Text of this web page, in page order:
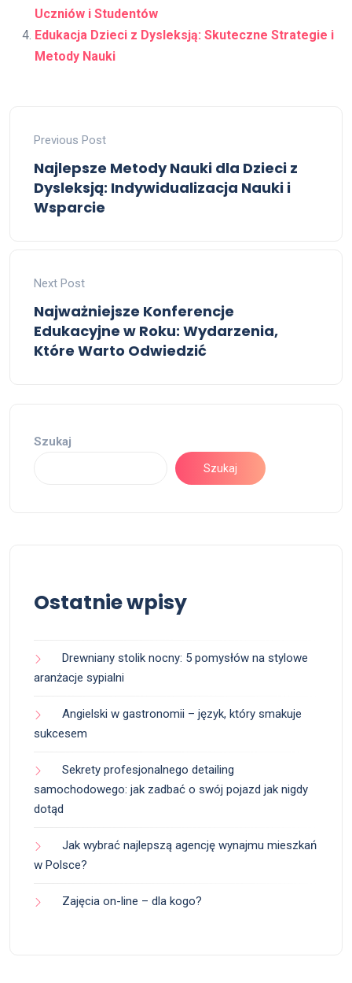
Uczniów i Studentów
Edukacja Dzieci z Dysleksją: Skuteczne Strategie i
Metody Nauki
Previous Post
Najlepsze Metody Nauki dla Dzieci z
Dysleksją: Indywidualizacja Nauki i
Wsparcie
Next Post
Najważniejsze Konferencje
Edukacyjne w Roku: Wydarzenia,
Które Warto Odwiedzić
Szukaj
Szukaj
Ostatnie wpisy
Drewniany stolik nocny: 5 pomysłów na stylowe
aranżacje sypialni
Angielski w gastronomii – język, który smakuje
sukcesem
Sekrety profesjonalnego detailing
samochodowego: jak zadbać o swój pojazd jak nigdy
dotąd
Jak wybrać najlepszą agencję wynajmu mieszkań
w Polsce?
Zajęcia on-line – dla kogo?